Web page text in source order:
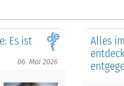
Es ist
06. Mai 2026
Alles